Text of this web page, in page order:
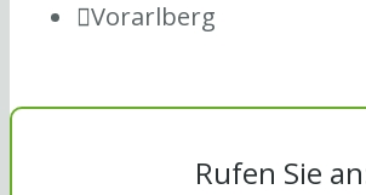
Vorarlberg
Rufen Sie